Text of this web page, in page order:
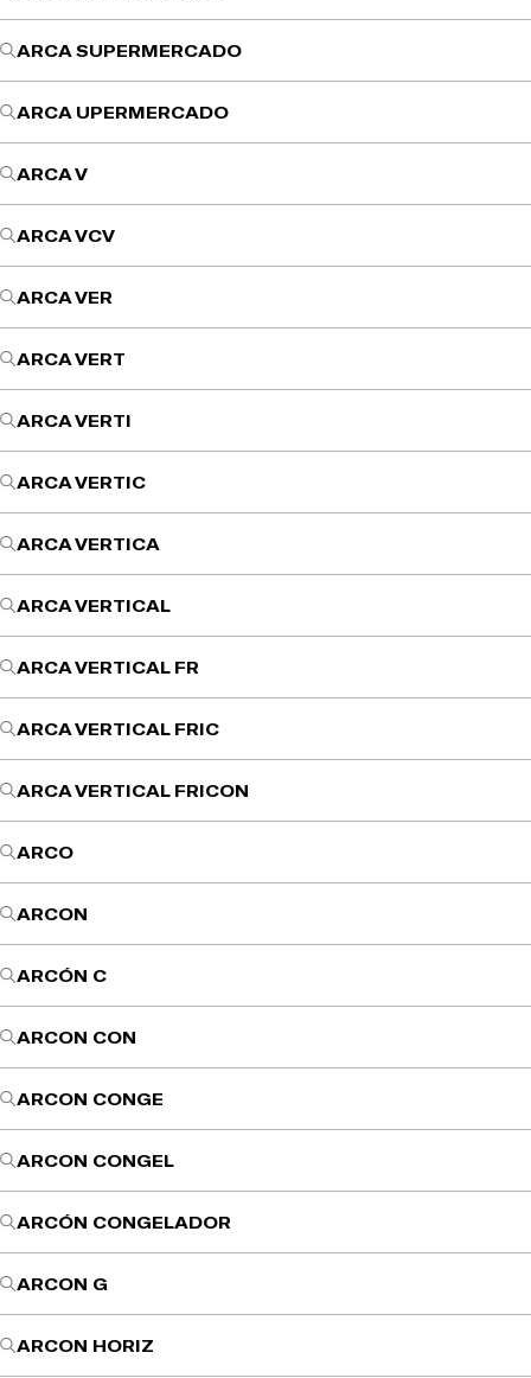
ARCA SUPERMERCADO
ARCA UPERMERCADO
ARCA V
ARCA VCV
ARCA VER
ARCA VERT
ARCA VERTI
ARCA VERTIC
ARCA VERTICA
ARCA VERTICAL
ARCA VERTICAL FR
ARCA VERTICAL FRIC
ARCA VERTICAL FRICON
ARCO
ARCON
ARCÓN C
ARCON CON
ARCON CONGE
ARCON CONGEL
ARCÓN CONGELADOR
ARCON G
ARCON HORIZ